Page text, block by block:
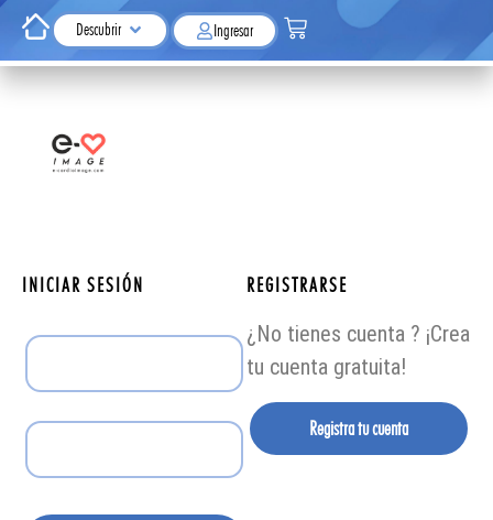
Descubrir Ingresar
INICIAR SESIÓN REGISTRARSE
¿No tienes cuenta ? ¡Crea
tu cuenta gratuita!
Registra tu cuenta